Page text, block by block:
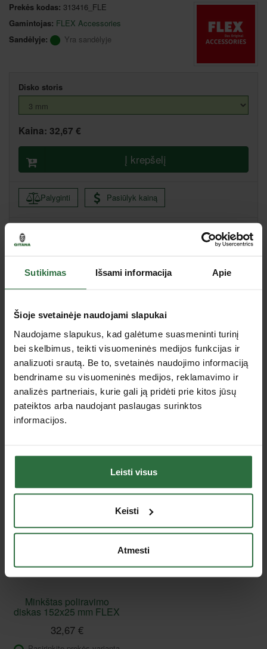
Sutikimas Išsami informacija Apie
Šioje svetainėje naudojami slapukai
Naudojame slapukus, kad galėtume suasmeninti turinį
bei skelbimus, teikti visuomeninės medijos funkcijas ir
analizuoti srautą. Be to, svetainės naudojimo informaciją
bendriname su visuomeninės medijos, reklamavimo ir
analizės partneriais, kurie gali ją pridėti prie kitos jūsų
pateiktos arba naudojant paslaugas surinktos
informacijos.
Leisti visus
Keisti
Atmesti
Prekės kodas: 313416_FLE
Gamintojas: FLEX Accessories
Sandėlyje:
Yra sandėlyje
Disko storis
Kaina: 32,67 €
Į krepšelį
Palyginti Pasiūlyk kainą
Kaunas, Pramonės pr. 63, Kaunas
Disko skersmuo
152 mm
Disko vidinės skylės skersmuo
Tipas
Poliravimo medžiagos
Jus dominančios panašios prekės
Nepavyko užkrauti prekių sąrašo.
Peržiūrėtos prekės
Minkštas poliravimo
diskas 152x25 mm FLEX
32,67 €